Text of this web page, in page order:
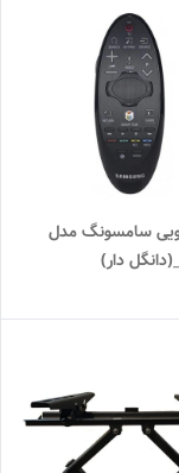
کنترل جادویی سامسونگ مدل